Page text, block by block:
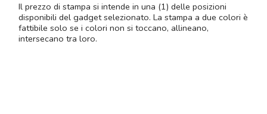
Il prezzo di stampa si intende in una (1) delle posizioni
disponibili del gadget selezionato. La stampa a due colori è
fattibile solo se i colori non si toccano, allineano,
intersecano tra loro.